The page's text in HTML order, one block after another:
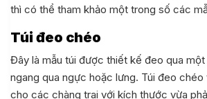
thì có thể tham khảo một trong số các
Túi đeo chéo
Đây là mẫu túi được thiết kế đeo qua
ngang qua ngực hoặc lưng. Túi đeo
cho các chàng trai với kích thước vừa